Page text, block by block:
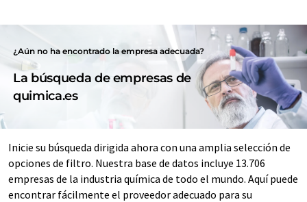
¿Aún no ha encontrado la empresa adecuada?
La búsqueda de empresas de
quimica.es
Inicie su búsqueda dirigida ahora con una amplia selección de
opciones de filtro. Nuestra base de datos incluye 13.706
empresas de la industria química de todo el mundo. Aquí puede
encontrar fácilmente el proveedor adecuado para su